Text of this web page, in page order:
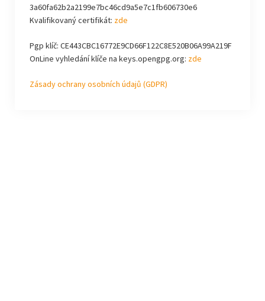
3a60fa62b2a2199e7bc46cd9a5e7c1fb606730e6
Kvalifikovaný certifikát: zde
Pgp klíč: CE443CBC16772E9CD66F122C8E520B06A99A219F
OnLine vyhledání klíče na keys.opengpg.org: zde
Zásady ochrany osobních údajů (GDPR)